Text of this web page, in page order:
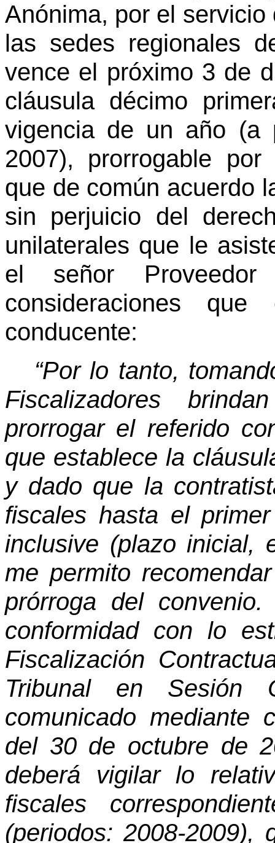
Anónima, por el
las sedes regionales
vence el próximo 3 de
cláusula décimo
vigencia de un año (a
2007), prorrogable
que de común acuerdo
sin perjuicio del
unilaterales que le
el señor
consideraciones
conducente:
“Por lo tanto,
Fiscalizadores
prorrogar el referido
que establece la
y dado que la
fiscales hasta el
inclusive (plazo inicial,
me permito
prórroga del
conformidad con lo
Fiscalización
Tribunal en Sesión
comunicado mediante
del 30 de octubre de
deberá vigilar lo
fiscales
(periodos: 2008-2009),